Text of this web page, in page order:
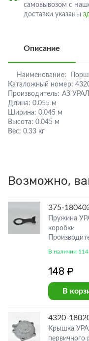
самовывозом с
доставки указаны
Описание
Наименование:
Каталожный номер:
Производитель: АЗ УРАЛ
Длина: 0.055 м
Ширина: 0.045 м
Высота: 0.045 м
Вес: 0.33 кг
Возможно,
375-
Пружина
коробки
В наличии
148 ₽
В
4320-
Крышка